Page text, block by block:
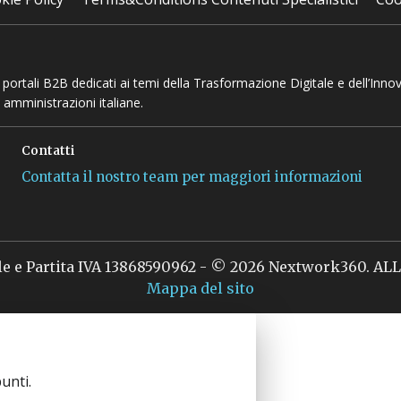
B2B dedicati ai temi della Trasformazione Digitale e
italiane.
Contatti
Contatta il nostro team per maggiori informazioni
Partita IVA 13868590962 - © 2026 Nextwork360. ALL
Mappa del sito